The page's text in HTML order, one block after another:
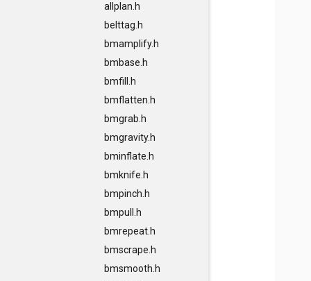
allplan.h
belttag.h
bmamplify.h
bmbase.h
bmfill.h
bmflatten.h
bmgrab.h
bmgravity.h
bminflate.h
bmknife.h
bmpinch.h
bmpull.h
bmrepeat.h
bmscrape.h
bmsmooth.h